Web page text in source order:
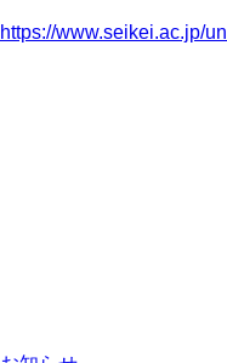
https://www.seikei.ac.jp/